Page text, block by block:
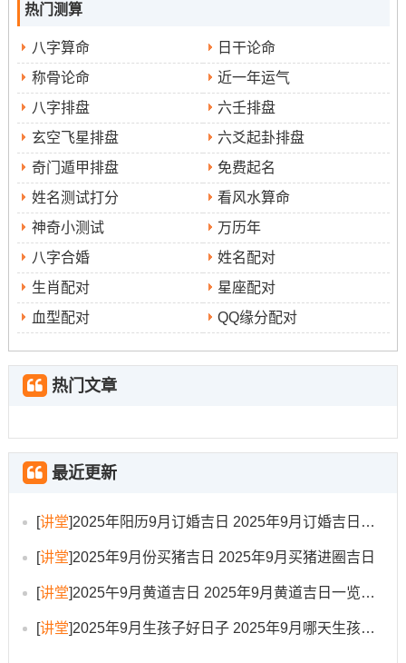
10：59）、癸未时（13:00-14：59）、甲极时（15:00-
16：59）、乙酉时（17：00-18:59）、丙戌时（19：00-
20:59）、丁亥极（21：00-22:59）。
此日非常适合举办出阁宴- 寓意新人前景生活圆满无缺。
2025年9月10日~星期三
当农历七月十九，此日宜祭祀、理发、会亲友、进人口、
嫁娶、针灸、入殓、移柩。冲鼠煞北 -属鼠的亲友需谨慎参
与。吉时包括癸卯时（5:00-6:59）、乙巳时（9:00-10：
59）、丁未时（13：00-14:59）、戊申时极（15：00-
16：59）、己酉时（17：00-18：59）、辛亥时（21:00-
22：59）。
此日虽有有点儿禁忌，但嫁娶仍位宜事,可酌情选择。
2025年9月12日 星期五
土、移徙、安葬、破土、修坟、立碑！冲虎煞南，家中属
虎者不宜担任重要角色。
吉时像...这些丁卯时（5：00-6:59）、戊辰时（7：00-8：
14:59）、壬申时（15：00-16:59）、癸酉时（17：00-
18:59）、甲戌时（19：00-极20:59）、乙亥时（21:00-
热门测算
八字算命
日干论命
称骨论命
近一年运气
八字排盘
六壬排盘
玄空飞星排盘
六爻起卦排盘
奇门遁甲排盘
免费起名
姓名测试打分
看风水算命
神奇小测试
万历年
八字合婚
姓名配对
生肖配对
星座配对
血型配对
QQ缘分配对
热门文章
最近更新
[讲堂]2025年阳历9月订婚吉日 2025年9月订婚吉日有哪几天
[讲堂]2025年9月份买猪吉日 2025年9月买猪进圈吉日
[讲堂]2025午9月黄道吉日 2025年9月黄道吉日一览表大全
[讲堂]2025年9月生孩子好日子 2025年9月哪天生孩子比较好